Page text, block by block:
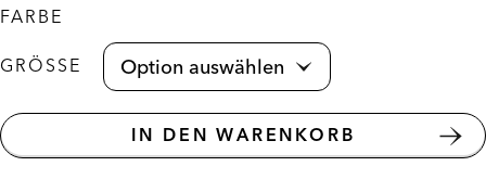
FARBE
GRÖSSE
IN DEN WARENKORB